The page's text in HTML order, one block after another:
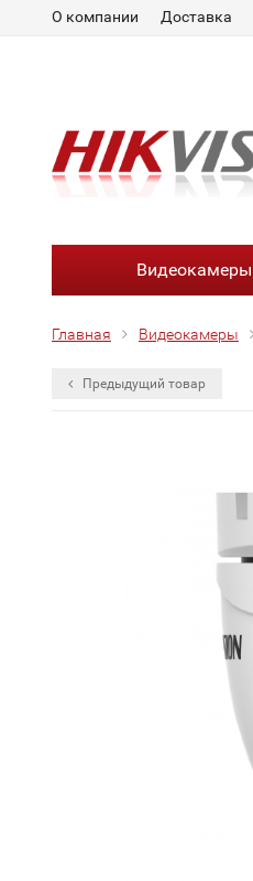
О компании Доставка
Видеокамеры
Главная Видеокамеры
Предыдущий товар